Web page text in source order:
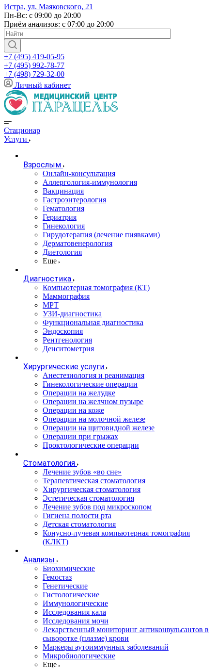
Истра, ул. Маяковского, 21
Пн-Вс: с 09:00 до 20:00
Приём анализов: с 07:00 до 20:00
+7 (495) 419-05-95
+7 (495) 992-78-77
+7 (498) 729-32-00
Личный кабинет
Стационар
Услуги
Взрослым
Онлайн-консультация
Аллергология-иммунология
Вакцинация
Гастроэнтерология
Гематология
Гериатрия
Гинекология
Гирудотерапия (лечение пиявками)
Дерматовенерология
Диетология
Еще
Диагностика
Компьютерная томография (КТ)
Маммография
МРТ
УЗИ-диагностика
Функциональная диагностика
Эндоскопия
Рентгенология
Денситометрия
Хирургические услуги
Анестезиология и реанимация
Гинекологические операции
Операции на желудке
Операции на желчном пузыре
Операции на коже
Операции на молочной железе
Операции на щитовидной железе
Операции при грыжах
Проктологические операции
Стоматология
Лечение зубов «во сне»
Терапевтическая стоматология
Хирургическая стоматология
Эстетическая стоматология
Лечение зубов под микроскопом
Гигиена полости рта
Детская стоматология
Конусно-лучевая компьютерная томография
(КЛКТ)
Анализы
Биохимические
Гемостаз
Генетические
Гистологические
Иммунологические
Исследования кала
Исследования мочи
Лекарственный мониторинг антиконвульсантов в
сыворотке (плазме) крови
Маркеры аутоиммунных заболеваний
Микробиологические
Еще